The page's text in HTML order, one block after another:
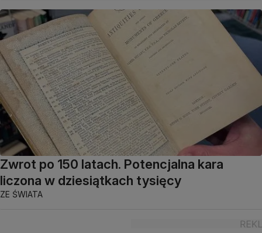
Zwrot po 150 latach. Potencjalna kara
liczona w dziesiątkach tysięcy
ZE ŚWIATA